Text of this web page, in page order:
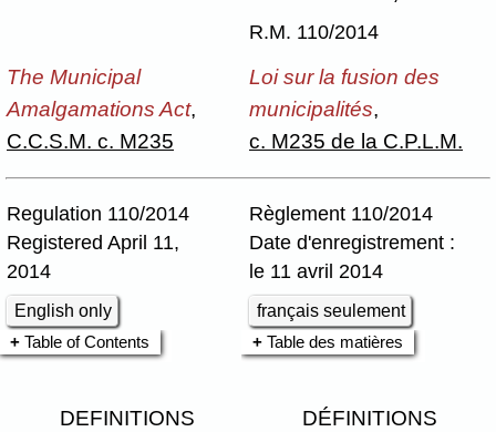
R.M. 110/2014
The Municipal
Amalgamations Act,
C.C.S.M. c. M235
Loi sur la fusion des
municipalités,
c. M235 de la C.P.L.M.
Regulation 110/2014
Registered April 11,
2014
English only
Règlement 110/2014
Date d'enregistrement :
le 11 avril 2014
français seulement
Table of Contents
Table des matières
DEFINITIONS DÉFINITIONS